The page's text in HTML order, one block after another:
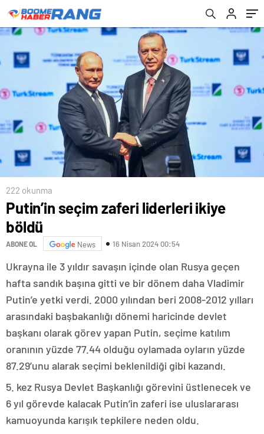
222 okunma
Putin’in seçim zaferi liderleri ikiye
böldü
ABONE OL News 16 Nisan 2024 00:54
Ukrayna ile 3 yıldır savaşın içinde olan Rusya geçen
hafta sandık başına gitti ve bir dönem daha Vladimir
Putin’e yetki verdi. 2000 yılından beri 2008-2012 yılları
arasındaki başbakanlığı dönemi haricinde devlet
başkanı olarak görev yapan Putin, seçime katılım
oranının yüzde 77.44 olduğu oylamada oyların yüzde
87.29’unu alarak seçimi beklenildiği gibi kazandı.
5. kez Rusya Devlet Başkanlığı görevini üstlenecek ve
6 yıl görevde kalacak Putin’in zaferi ise uluslararası
kamuoyunda karışık tepkilere neden oldu.